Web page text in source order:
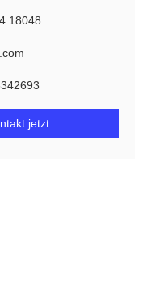
18048
jetzt